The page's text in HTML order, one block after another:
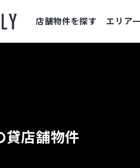
店舗物件を探す エリア
貸店舗物件